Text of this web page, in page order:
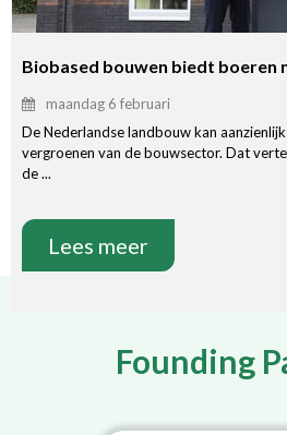
Biobased bouwen biedt boeren
maandag 6 februari
De Nederlandse landbouw kan
vergroenen van de bouwsector. Dat
de ...
Lees meer
Founding